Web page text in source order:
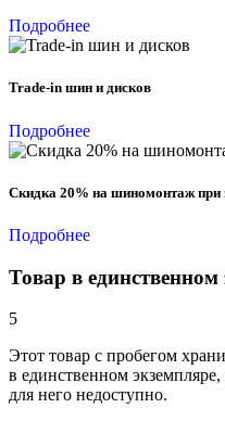
Подробнее
Trade-in шин и дисков
Подробнее
Скидка 20% на шиномонтаж при
Подробнее
Товар в единственном
5
Этот товар с пробегом
в единственном
для него недоступно.